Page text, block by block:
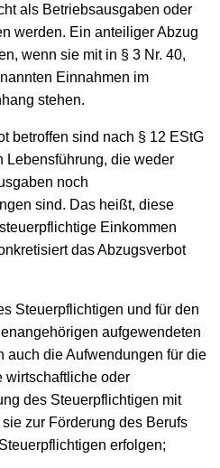
als Betriebsausgaben oder
werden. Ein anteiliger Abzug
wenn sie mit in § 3 Nr. 40,
Einnahmen im
stehen.
betroffen sind nach § 12 EStG
Lebensführung, die weder
noch
sind. Das heißt, diese
Einkommen
das Abzugsverbot
Steuerpflichtigen und für den
aufgewendeten
auch die Aufwendungen für die
wirtschaftliche oder
des Steuerpflichtigen mit
zur Förderung des Berufs
erfolgen;